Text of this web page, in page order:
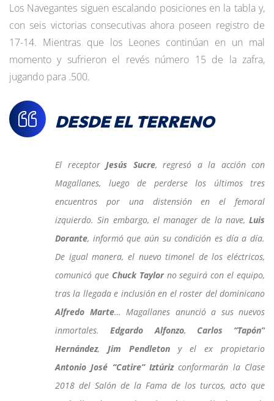
Los Navegantes siguen escalando posiciones en la tabla y,
con seis victorias consecutivas ahora poseen registro de
17-14. Mientras que los Leones continúan en un mal
momento y sufrieron el revés número 15 de la zafra,
jugando para .500.
DESDE EL TERRENO
El receptor Jesús Sucre, regresó a la acción con
Magallanes, luego de perderse los últimos tres
encuentros por una distensión en el femoral
izquierdo. Sin embargo, el manager de la nave, Luis
Dorante, informó que aún su condición es día a día.
De igual manera, el nuevo timonel de los eléctricos,
comunicó que Chuck Taylorno seguirá con el equipo,
tras la llegada e inclusión en el roster del dominicano
Alfredo Marte… Magallanes anunció a sus nuevos
inmortales.Edgardo Alfonzo, Carlos “Tapón”
Hernández, Jim Pendleton y el ex propietario
Antonio José “Catire” Iztúrizconformarán la Clase
2018 del Salón de la Fama de los turcos, acto que